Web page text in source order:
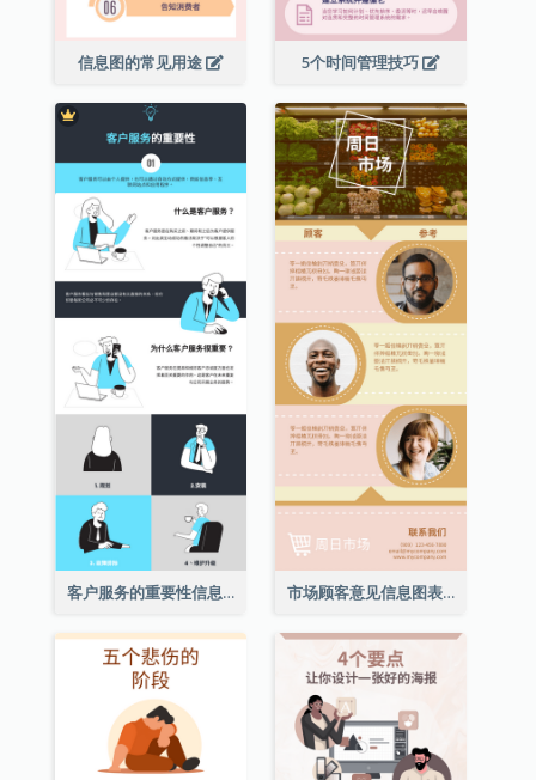
信息图的常见用途 5个时间管理技巧
客户服务的重要性信息图表 市场顾客意见信息图表